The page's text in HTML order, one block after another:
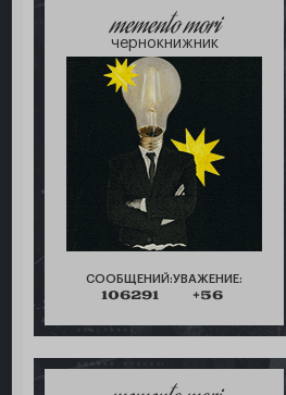
memento mori
чернокнижник
СООБЩЕНИЙ:
106291
УВАЖЕНИЕ:
+56